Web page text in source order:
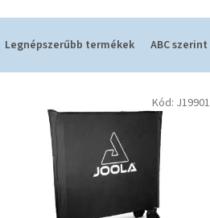
Legnépszerűbb termékek ABC szerint
Kód: J19901